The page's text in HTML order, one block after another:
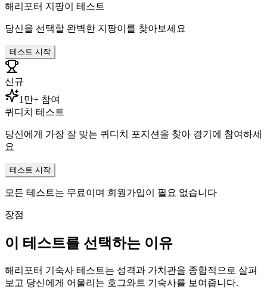
해리포터 지팡이 테스트
당신을 선택할 완벽한 지팡이를 찾아보세요
테스트 시작
신규
1만+ 참여
퀴디치 테스트
당신에게 가장 잘 맞는 퀴디치 포지션을 찾아 경기에 참여하세
요
테스트 시작
모든 테스트는 무료이며 회원가입이 필요 없습니다
장점
이 테스트를 선택하는 이유
해리포터 기숙사 테스트는 성격과 가치관을 종합적으로 살펴
보고 당신에게 어울리는 호그와트 기숙사를 보여줍니다.